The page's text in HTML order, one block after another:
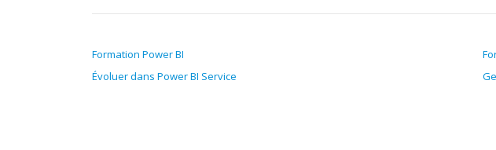
Formation Power BI
Évoluer dans Power BI Service